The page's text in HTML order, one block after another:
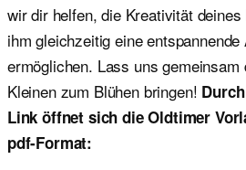
wir dir helfen, die Kreativität
ihm gleichzeitig eine
ermöglichen. Lass uns gemeinsam
Kleinen zum Blühen bringen!
Link öffnet sich die Oldtimer
pdf-Format: